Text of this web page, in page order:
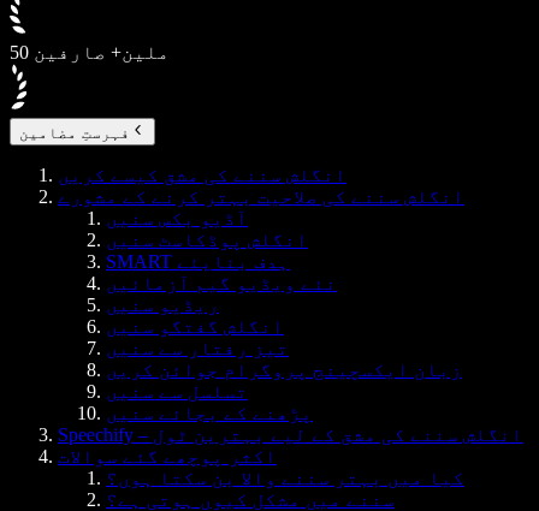
50 ملین+ صارفین
فہرستِ مضامین
انگلش سننے کی مشق کیسے کریں
انگلش سننے کی صلاحیت بہتر کرنے کے مشورے
آڈیو بکس سنیں
انگلش پوڈکاسٹ سنیں
SMART ہدف بنایئے
نئے ویڈیو گیم آزمائیں
ریڈیو سنیں
انگلش گفتگو سنیں
تیز رفتار سے سنیں
زبان ایکسچینج پروگرام جوائن کریں
تسلسل سے سنیں
پڑھنے کے بجائے سنیں
Speechify – انگلش سننے کی مشق کے لیے بہترین ٹول
اکثر پوچھے گئے سوالات
کیا میں بہتر سننے والا بن سکتا ہوں؟
سننے میں مشکل کیوں ہوتی ہے؟